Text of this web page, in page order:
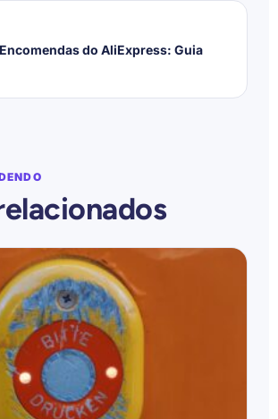
do AliExpress: Guia